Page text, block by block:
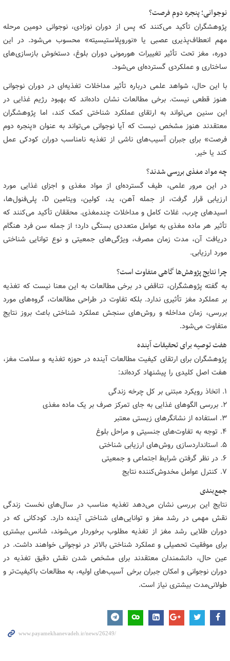
نوجوانی؛ پنجره دوم فرصت؟
پژوهشگران تأکید می‌کنند که پس از دوران نوزادی، نوجوانی دومین مرحله
مهم انعطاف‌پذیری عصبی یا «نوروپلاستیسیته» محسوب می‌شود. در این
دوره، مغز تحت تأثیر تغییرات هورمونی دوران بلوغ، دستخوش بازسازی‌های
ساختاری و عملکردی گسترده‌ای می‌شود.
با این حال، شواهد علمی درباره تأثیر مداخلات تغذیه‌ای در دوران نوجوانی
هنوز قطعی نیست. برخی مطالعات نشان داده‌اند که بهبود رژیم غذایی در
این سنین می‌تواند به ارتقای عملکرد شناختی کمک کند، اما پژوهشگران
معتقدند هنوز مشخص نیست که آیا نوجوانی می‌تواند به عنوان «پنجره دوم
فرصت» برای جبران آسیب‌های ناشی از تغذیه نامناسب دوران کودکی عمل
کند یا خیر.
چه مواد مغذی بررسی شدند؟
در این مرور علمی، طیف گسترده‌ای از مواد مغذی و اجزای غذایی مورد
ارزیابی قرار گرفت، از جمله آهن، ید، کولین، ویتامین D، پلی‌فنول‌ها،
اسیدهای چرب، غلات کامل و مداخلات چندمغذی. محققان تأکید می‌کنند که
تأثیر هر ماده مغذی به عوامل متعددی بستگی دارد؛ از جمله سن فرد هنگام
دریافت آن، مدت زمان مصرف، ویژگی‌های جمعیتی و نوع توانایی شناختی
مورد ارزیابی.
چرا نتایج پژوهش‌ها گاهی متفاوت است؟
به گفته پژوهشگران، تناقض در برخی مطالعات به این معنا نیست که تغذیه
بر عملکرد مغز تأثیری ندارد. بلکه تفاوت در طراحی مطالعات، گروه‌های مورد
بررسی، زمان مداخله و روش‌های سنجش عملکرد شناختی باعث بروز نتایج
متفاوت می‌شود.
هفت توصیه برای تحقیقات آینده
پژوهشگران برای ارتقای کیفیت مطالعات آینده در حوزه تغذیه و سلامت مغز،
هفت اصل کلیدی را پیشنهاد کرده‌اند:
۱. اتخاذ رویکرد مبتنی بر کل چرخه زندگی
۲. بررسی الگوهای غذایی به جای تمرکز صرف بر یک ماده مغذی
۳. استفاده از نشانگرهای زیستی معتبر
۴. توجه به تفاوت‌های جنسیتی و مراحل بلوغ
۵. استانداردسازی روش‌های ارزیابی شناختی
۶. در نظر گرفتن شرایط اجتماعی و جمعیتی
۷. کنترل عوامل مخدوش‌کننده نتایج
جمع‌بندی
نتایج این بررسی نشان می‌دهد تغذیه مناسب در سال‌های نخست زندگی
نقش مهمی در رشد مغز و توانایی‌های شناختی آینده دارد. کودکانی که در
دوران طلایی رشد مغز از تغذیه مطلوب برخوردار می‌شوند، شانس بیشتری
برای موفقیت تحصیلی و عملکرد شناختی بالاتر در نوجوانی خواهند داشت. در
عین حال، دانشمندان معتقدند برای مشخص شدن نقش دقیق تغذیه در
دوران نوجوانی و امکان جبران برخی آسیب‌های اولیه، به مطالعات باکیفیت‌تر و
طولانی‌مدت بیشتری نیاز است.